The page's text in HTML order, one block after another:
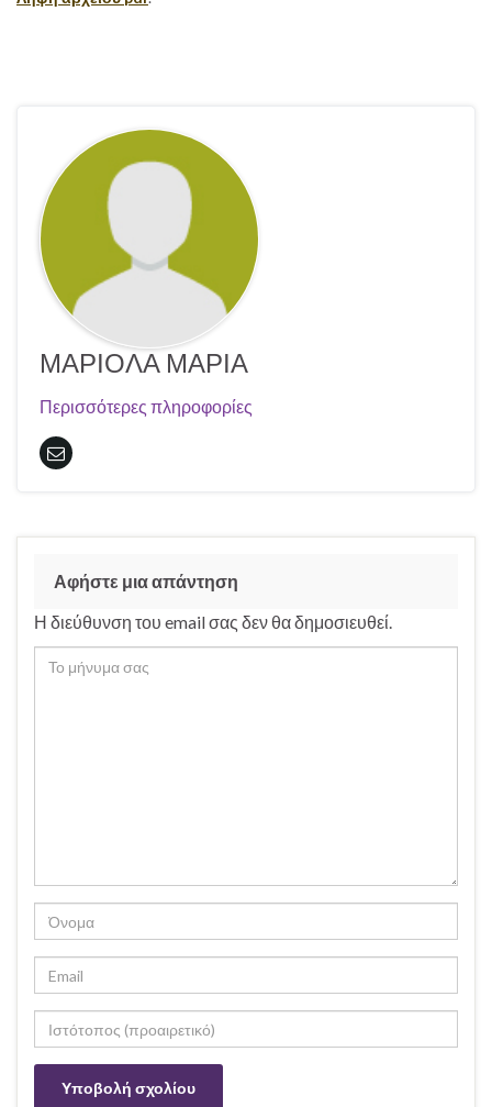
ΜΑΡΙΟΛΑ ΜΑΡΙΑ
Περισσότερες πληροφορίες
Αφήστε μια απάντηση
Η διεύθυνση του email σας δεν θα δημοσιευθεί.